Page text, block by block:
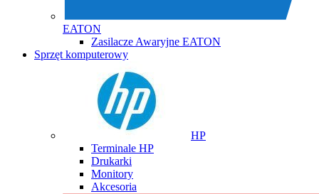
EATON
Zasilacze Awaryjne EATON
Sprzęt komputerowy
HP
Terminale HP
Drukarki
Monitory
Akcesoria